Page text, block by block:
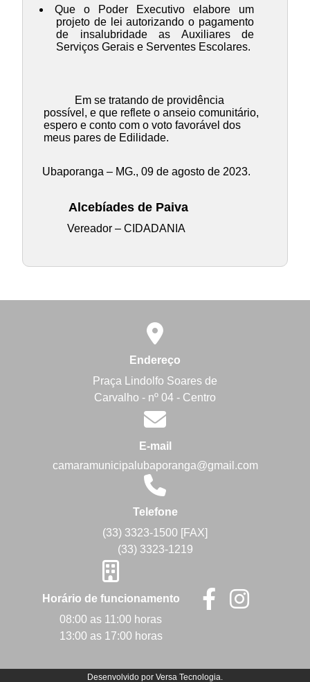
Que o Poder Executivo elabore um
projeto de lei autorizando o pagamento
de insalubridade as Auxiliares de
Serviços Gerais e Serventes Escolares.
Em se tratando de providência
possível, e que reflete o anseio comunitário,
espero e conto com o voto favorável dos
meus pares de Edilidade.
Ubaporanga – MG., 09 de agosto de 2023.
Alcebíades de Paiva
Vereador – CIDADANIA
Endereço
Praça Lindolfo Soares de
Carvalho - nº 04 - Centro
E-mail
camaramunicipalubaporanga@gmail.com
Telefone
(33) 3323-1500 [FAX]
(33) 3323-1219
Horário de funcionamento
08:00 as 11:00 horas
13:00 as 17:00 horas
Desenvolvido por Versa Tecnologia.